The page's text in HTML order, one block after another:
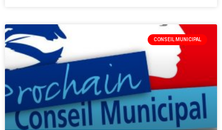
CONSEIL MUNICIPAL